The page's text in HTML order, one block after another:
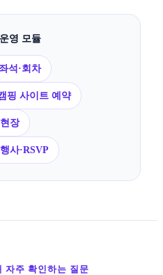
영 모듈
석·회차
핑 사이트 예약
장
사·RSVP
자주 확인하는 질문